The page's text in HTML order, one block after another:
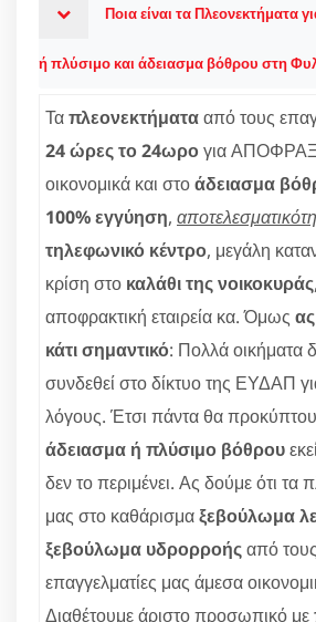
Ποια είναι τα Πλεονεκτήματα
ή πλύσιμο και άδειασμα βόθρου στη
Ταπλεονεκτήματααπό τους
24 ώρες το 24ωρογια
οικονομικά και στοάδειασμα
100% εγγύηση,
τηλεφωνικό κέντρο, μεγάλη
κρίση στο καλάθι της νοικοκυράς
αποφρακτική εταιρεία κα. Όμως
κάτι σημαντικό: Πολλά οικήματα
συνδεθεί στο δίκτυο της ΕΥΔΑΠ
λόγους. Έτσι πάντα θα
άδειασμα ή πλύσιμο βόθρου
δεν το περιμένει. Ας δούμε ότι τα
μας στο καθάρισμαξεβούλωμα
ξεβούλωμα υδρορροήςαπό
επαγγελματίες μας άμεσα
Διαθέτουμε άριστο προσωπικό με